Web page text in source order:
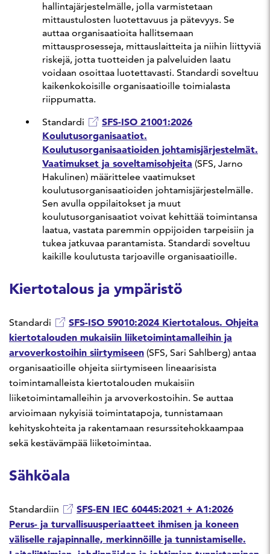
hallintajärjestelmälle, jolla varmistetaan
mittaustulosten luotettavuus ja pätevyys. Se
auttaa organisaatioita hallitsemaan
mittausprosesseja, mittauslaitteita ja niihin liittyviä
riskejä, jotta tuotteiden ja palveluiden laatu
voidaan osoittaa luotettavasti. Standardi soveltuu
kaikenkokoisille organisaatioille toimialasta
riippumatta.
Standardi
SFS-ISO 21001:2026
Koulutusorganisaatiot.
Koulutusorganisaatioiden johtamisjärjestelmät.
Vaatimukset ja soveltamisohjeita (SFS, Jarno
Hakulinen) määrittelee vaatimukset
koulutusorganisaatioiden johtamisjärjestelmälle.
Sen avulla oppilaitokset ja muut
koulutusorganisaatiot voivat kehittää toimintansa
laatua, vastata paremmin oppijoiden tarpeisiin ja
tukea jatkuvaa parantamista. Standardi soveltuu
kaikille koulutusta tarjoaville organisaatioille.
Kiertotalous ja ympäristö
Standardi
SFS-ISO 59010:2024 Kiertotalous. Ohjeita
kiertotalouden mukaisiin liiketoimintamalleihin ja
arvoverkostoihin siirtymiseen (SFS, Sari Sahlberg) antaa
organisaatioille ohjeita siirtymiseen lineaarisista
toimintamalleista kiertotalouden mukaisiin
liiketoimintamalleihin ja arvoverkostoihin. Se auttaa
arvioimaan nykyisiä toimintatapoja, tunnistamaan
kehityskohteita ja rakentamaan resurssitehokkaampaa
sekä kestävämpää liiketoimintaa.
Sähköala
Standardiin
SFS-EN IEC 60445:2021 + A1:2026
Perus- ja turvallisuusperiaatteet ihmisen ja koneen
väliselle rajapinnalle, merkinnöille ja tunnistamiselle.